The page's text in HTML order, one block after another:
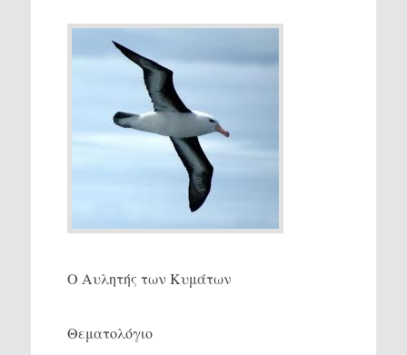
Ο Αυλητής των Κυμάτων
Θεματολόγιο